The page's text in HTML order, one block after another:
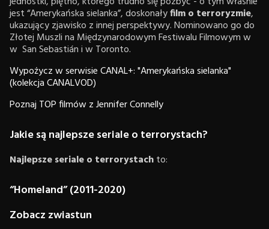
jest “Amerykańska sielanka”, doskonałyfilm o terroryzmie,
ukazujący zjawisko z innej perspektywy. Nominowano go do
Złotej Muszli na Międzynarodowym Festiwalu Filmowym w
w San Sebastián i w Toronto.
Wypożycz w serwisie CANAL+: "Amerykańska sielanka"
(kolekcja CANALVOD)
Poznaj TOP filmów z Jennifer Connelly
Jakie są najlepsze seriale o terrorystach?
Najlepsze seriale o terrorystachto:
“Homeland” (2011-2020)
Zobacz zwiastun